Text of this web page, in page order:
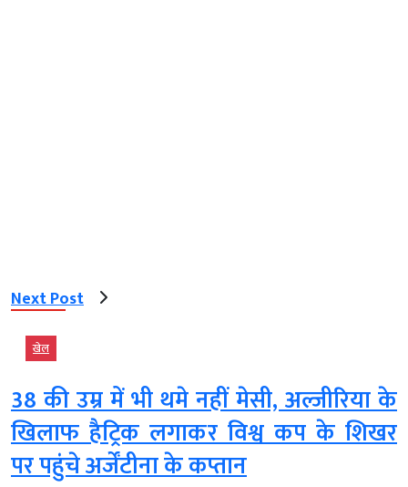
Next Post
खेल
38 की उम्र में भी थमे नहीं मेसी, अल्जीरिया के
खिलाफ हैट्रिक लगाकर विश्व कप के शिखर
पर पहुंचे अर्जेंटीना के कप्तान